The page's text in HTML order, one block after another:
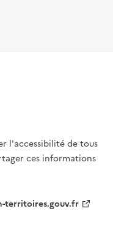
l'accessibilité de tous
ces informations
territoires.gouv.fr